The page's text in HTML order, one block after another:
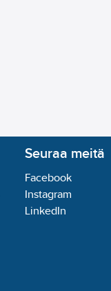
Seuraa meitä
Facebook
Instagram
LinkedIn